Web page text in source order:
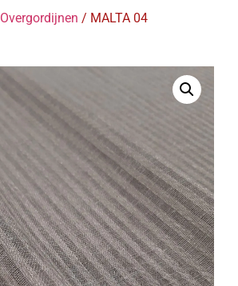
Overgordijnen / MALTA 04